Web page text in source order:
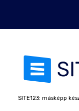
SITE123: másképp